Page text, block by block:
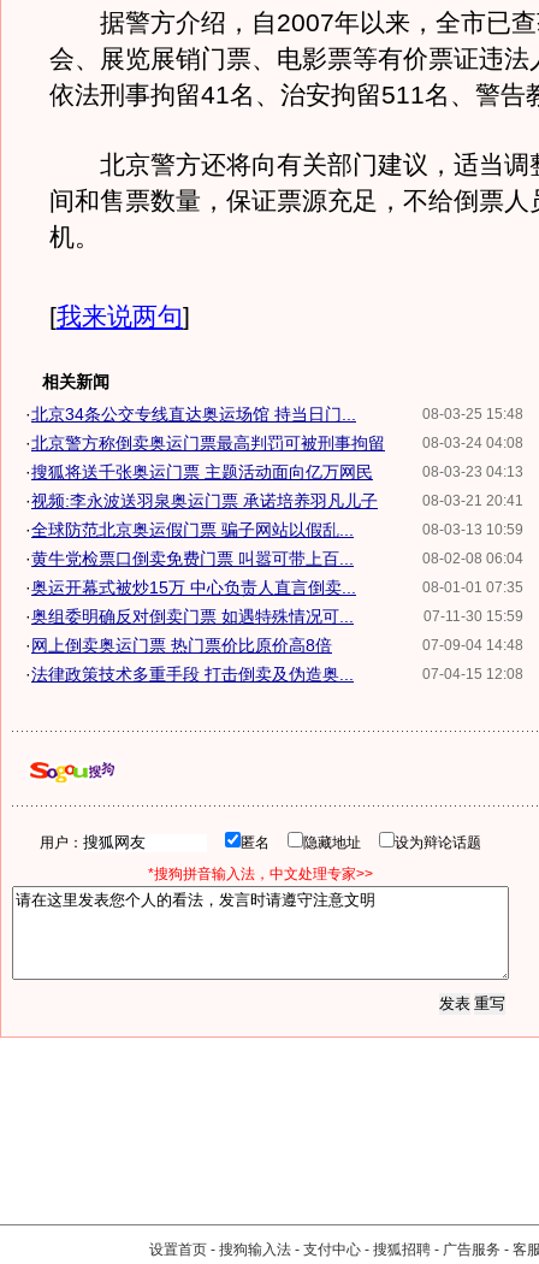
据警方介绍，自2007年以来，全市已查
会、展览展销门票、电影票等有价票证违法
依法刑事拘留41名、治安拘留511名、警告
北京警方还将向有关部门建议，适当调
间和售票数量，保证票源充足，不给倒票人
机。
[我来说两句]
相关新闻
08-03-25 15:48
·北京34条公交专线直达奥运场馆 持当日门...
08-03-24 04:08
·北京警方称倒卖奥运门票最高判罚可被刑事拘留
08-03-23 04:13
·搜狐将送千张奥运门票 主题活动面向亿万网民
08-03-21 20:41
·视频:李永波送羽泉奥运门票 承诺培养羽凡儿子
08-03-13 10:59
·全球防范北京奥运假门票 骗子网站以假乱...
08-02-08 06:04
·黄牛党检票口倒卖免费门票 叫嚣可带上百...
08-01-01 07:35
·奥运开幕式被炒15万 中心负责人直言倒卖...
07-11-30 15:59
·奥组委明确反对倒卖门票 如遇特殊情况可...
07-09-04 14:48
·网上倒卖奥运门票 热门票价比原价高8倍
07-04-15 12:08
·法律政策技术多重手段 打击倒卖及伪造奥...
用户： 匿名 隐藏地址
设为辩论话题
*搜狗拼音输入法，中文处理专家>>
设置首页 - 搜狗输入法 - 支付中心 - 搜狐招聘 - 广告服务 - 客